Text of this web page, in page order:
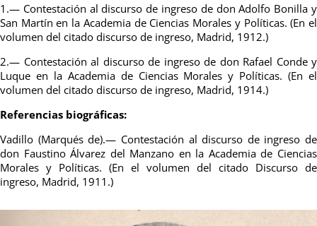
1.— Contestación al discurso de ingreso de don Adolfo Bonilla y
San Martín en la Academia de Ciencias Morales y Políticas. (En el
volumen del citado discurso de ingreso, Madrid, 1912.)
2.— Contestación al discurso de ingreso de don Rafael Conde y
Luque en la Academia de Ciencias Morales y Políticas. (En el
volumen del citado discurso de ingreso, Madrid, 1914.)
Referencias biográficas:
Vadillo (Marqués de).— Contestación al discurso de ingreso de
don Faustino Álvarez del Manzano en la Academia de Ciencias
Morales y Políticas. (En el volumen del citado Discurso de
ingreso, Madrid, 1911.)